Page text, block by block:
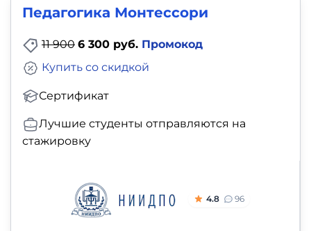
Педагогика Монтессори
11 900 6 300 руб. Промокод
Сертификат
Купить со скидкой
Лучшие студенты отправляются на
стажировку
4.8 96